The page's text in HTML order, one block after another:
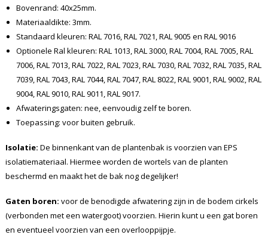
Bovenrand: 40x25mm.
Materiaaldikte: 3mm.
Standaard kleuren: RAL 7016, RAL 7021, RAL 9005 en RAL 9016
Optionele Ral kleuren: RAL 1013, RAL 3000, RAL 7004, RAL 7005, RAL
7006, RAL 7013, RAL 7022, RAL 7023, RAL 7030, RAL 7032, RAL 7035, RAL
7039, RAL 7043, RAL 7044, RAL 7047, RAL 8022, RAL 9001, RAL 9002, RAL
9004, RAL 9010, RAL 9011, RAL 9017.
Afwateringsgaten: nee, eenvoudig zelf te boren.
Toepassing: voor buiten gebruik.
Isolatie: De binnenkant van de plantenbak is voorzien van EPS
isolatiemateriaal. Hiermee worden de wortels van de planten
beschermd en maakt het de bak nog degelijker!
Gaten boren: voor de benodigde afwatering zijn in de bodem cirkels
(verbonden met een watergoot) voorzien. Hierin kunt u een gat boren
en eventueel voorzien van een overlooppijpje.